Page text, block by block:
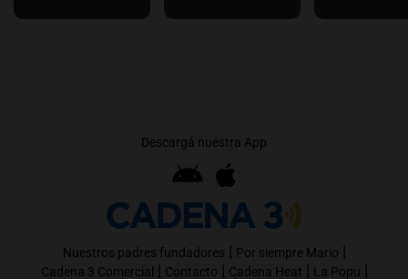
Descargá nuestra App
Nuestros padres fundadores | Por siempre Mario |
Cadena 3 Comercial | Contacto | Cadena Heat | La Popu |